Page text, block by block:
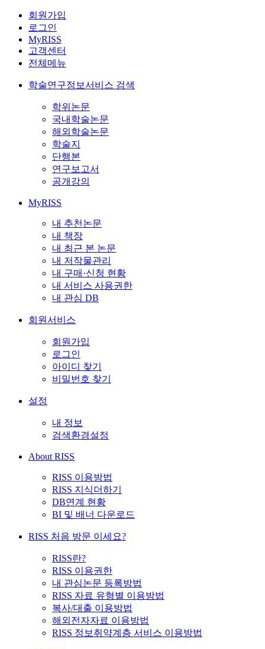
회원가입
로그인
MyRISS
고객센터
전체메뉴
학술연구정보서비스 검색
학위논문
국내학술논문
해외학술논문
학술지
단행본
연구보고서
공개강의
MyRISS
내 추천논문
내 책장
내 최근 본 논문
내 저작물관리
내 구매·신청 현황
내 서비스 사용권한
내 관심 DB
회원서비스
회원가입
로그인
아이디 찾기
비밀번호 찾기
설정
내 정보
검색환경설정
About RISS
RISS 이용방법
RISS 지식더하기
DB연계 현황
BI 및 배너 다운로드
RISS 처음 방문 이세요?
RISS란?
RISS 이용권한
내 관심논문 등록방법
RISS 자료 유형별 이용방법
복사/대출 이용방법
해외전자자료 이용방법
RISS 정보취약계층 서비스 이용방법